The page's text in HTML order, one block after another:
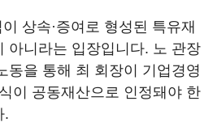
상속·증여로 형성된 특유재
아니라는 입장입니다. 노 관장
동을 통해 최 회장이 기업경영
이 공동재산으로 인정돼야 한
.